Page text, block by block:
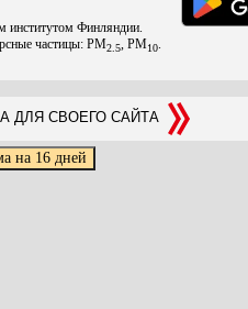
институтом Финляндии.
частицы: PM2.5 , PM10
ДЛЯ СВОЕГО САЙТА